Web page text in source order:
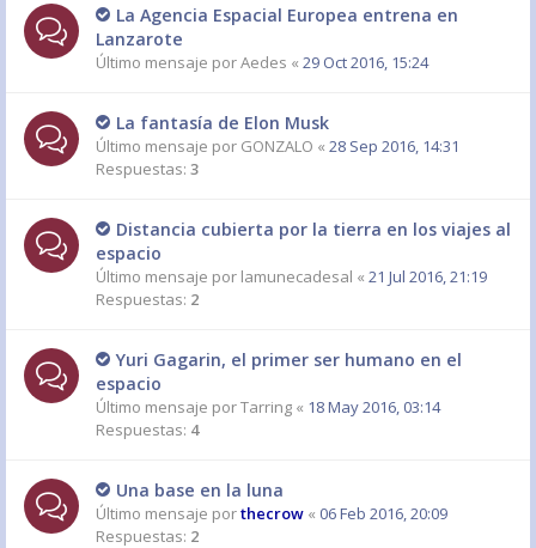
La Agencia Espacial Europea entrena en
Lanzarote
Último mensaje porAedes « 29 Oct 2016, 15:24
La fantasía de Elon Musk
Último mensaje por GONZALO « 28 Sep 2016, 14:31
Respuestas: 3
Distancia cubierta por la tierra en los viajes al
espacio
Último mensaje por lamunecadesal « 21 Jul 2016, 21:19
Respuestas: 2
Yuri Gagarin, el primer ser humano en el
espacio
Último mensaje porTarring « 18 May 2016, 03:14
Respuestas: 4
Una base en la luna
Último mensaje porthecrow « 06 Feb 2016, 20:09
Respuestas: 2